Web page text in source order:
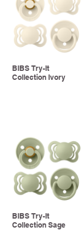
BIBS Try-It
Collection Ivory
BIBS Try-It
Collection Sage